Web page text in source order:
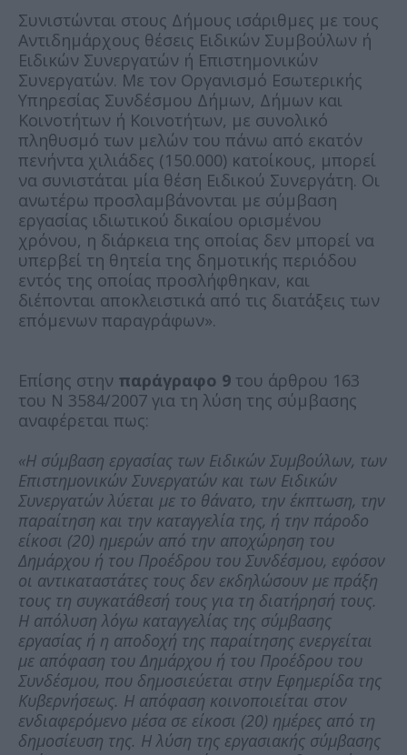
Συνιστώνται στους Δήμους ισάριθμες με τους
Αντιδημάρχους θέσεις Ειδικών Συμβούλων ή
Ειδικών Συνεργατών ή Επιστημονικών
Συνεργατών. Με τον Οργανισμό Εσωτερικής
Υπηρεσίας Συνδέσμου Δήμων, Δήμων και
Κοινοτήτων ή Κοινοτήτων, με συνολικό
πληθυσμό των μελών του πάνω από εκατόν
πενήντα χιλιάδες (150.000) κατοίκους, μπορεί
να συνιστάται μία θέση Ειδικού Συνεργάτη. Οι
ανωτέρω προσλαμβάνονται με σύμβαση
εργασίας ιδιωτικού δικαίου ορισμένου
χρόνου, η διάρκεια της οποίας δεν μπορεί να
υπερβεί τη θητεία της δημοτικής περιόδου
εντός της οποίας προσλήφθηκαν, και
διέπονται αποκλειστικά από τις διατάξεις των
επόμενων παραγράφων».
Επίσης στην παράγραφο 9 του άρθρου 163
του Ν 3584/2007 για τη λύση της σύμβασης
αναφέρεται πως:
«Η σύμβαση εργασίας των Ειδικών Συμβούλων, των
Επιστημονικών Συνεργατών και των Ειδικών
Συνεργατών λύεται με το θάνατο, την έκπτωση, την
παραίτηση και την καταγγελία της, ή την πάροδο
είκοσι (20) ημερών από την αποχώρηση του
Δημάρχου ή του Προέδρου του Συνδέσμου, εφόσον
οι αντικαταστάτες τους δεν εκδηλώσουν με πράξη
τους τη συγκατάθεσή τους για τη διατήρησή τους.
Η απόλυση λόγω καταγγελίας της σύμβασης
εργασίας ή η αποδοχή της παραίτησης ενεργείται
με απόφαση του Δημάρχου ή του Προέδρου του
Συνδέσμου, που δημοσιεύεται στην Εφημερίδα της
Κυβερνήσεως. Η απόφαση κοινοποιείται στον
ενδιαφερόμενο μέσα σε είκοσι (20) ημέρες από τη
δημοσίευση της. Η λύση της εργασιακής σύμβασης